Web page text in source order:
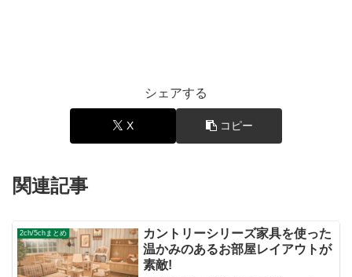
シェアする
X コピー
関連記事
2ch/5chまとめ
カントリーシリーズ家具を使った
温かみのあるお部屋レイアウトが
素敵!